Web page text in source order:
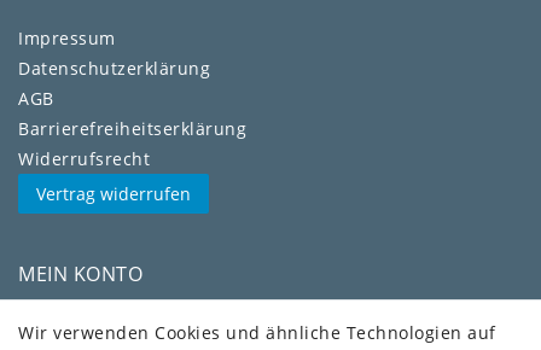
Impressum
Daten­schutz­erklärung
AGB
Barrierefreiheitserklärung
Widerrufs­recht
Vertrag widerrufen
MEIN KONTO
Kundenkonto
Wir verwenden Cookies und ähnliche Technologien auf